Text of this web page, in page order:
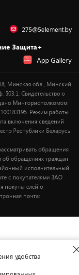
275@5element.by
Защита+
App Gallery
Минская обл., Минский
Свидетельство о
Мингорисполкомом
Режим работы
включения сведений
Республики Беларусь
обращения
об обращениях граждан
исполнительный
с покупателями ЗАО
покупателей о
почта:
удобства